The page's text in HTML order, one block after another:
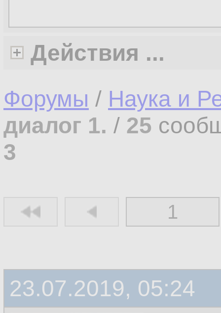
Действия ...
Форумы / Наука и
диалог 1. / 25
3
1
23.07.2019, 05:24